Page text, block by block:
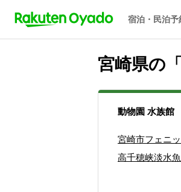
宿泊・民泊
宮崎県の
動物園 水族館
宮崎市フェニ
高千穂峡淡水